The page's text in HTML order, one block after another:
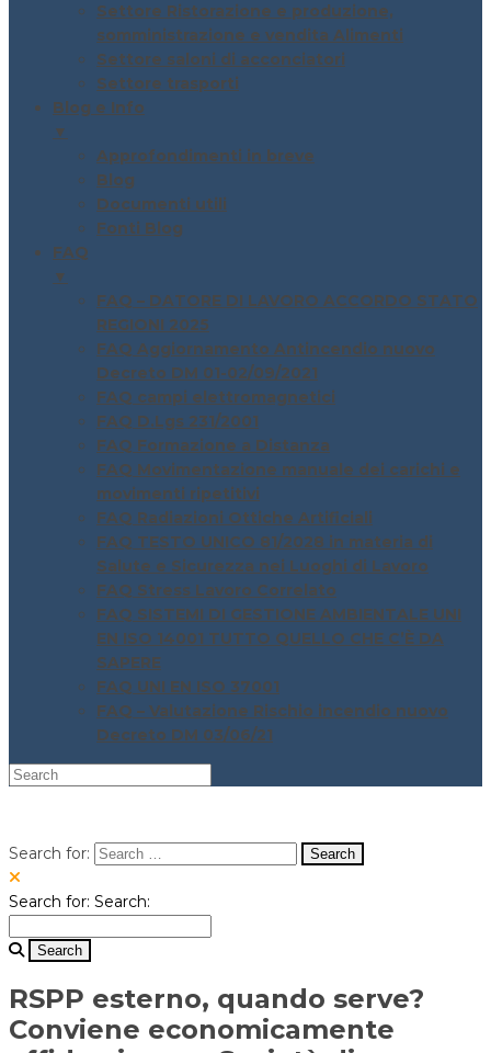
Settore Ristorazione e produzione,
somministrazione e vendita Alimenti
Settore saloni di acconciatori
Settore trasporti
Blog e Info
▼
Approfondimenti in breve
Blog
Documenti utili
Fonti Blog
FAQ
▼
FAQ – DATORE DI LAVORO ACCORDO STATO
REGIONI 2025
FAQ Aggiornamento Antincendio nuovo
Decreto DM 01-02/09/2021
FAQ campi elettromagnetici
FAQ D.Lgs 231/2001
FAQ Formazione a Distanza
FAQ Movimentazione manuale dei carichi e
movimenti ripetitivi
FAQ Radiazioni Ottiche Artificiali
FAQ TESTO UNICO 81/2028 in materia di
Salute e Sicurezza nei Luoghi di Lavoro
FAQ Stress Lavoro Correlato
FAQ SISTEMI DI GESTIONE AMBIENTALE UNI
EN ISO 14001 TUTTO QUELLO CHE C’È DA
SAPERE
FAQ UNI EN ISO 37001
FAQ – Valutazione Rischio incendio nuovo
Decreto DM 03/06/21
Search for:
Search for: Search:
RSPP esterno, quando serve?
Conviene economicamente